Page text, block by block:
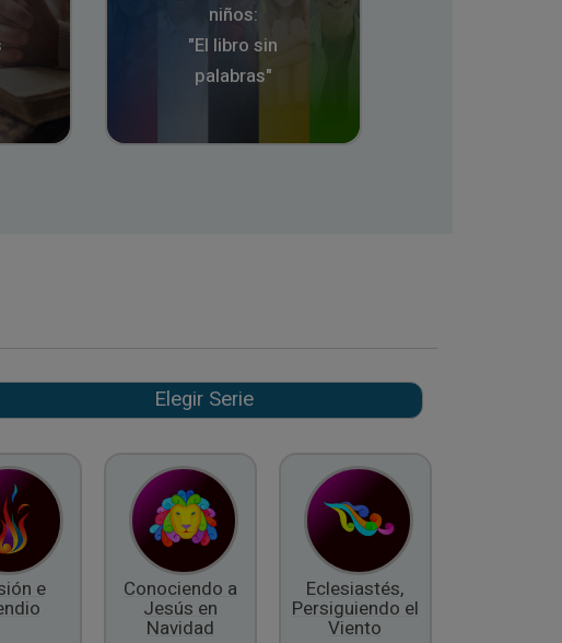
niños:
"El libro sin
palabras"
e Conociendo a
Jesús en
Navidad
Eclesiastés,
Persiguiendo el
Viento